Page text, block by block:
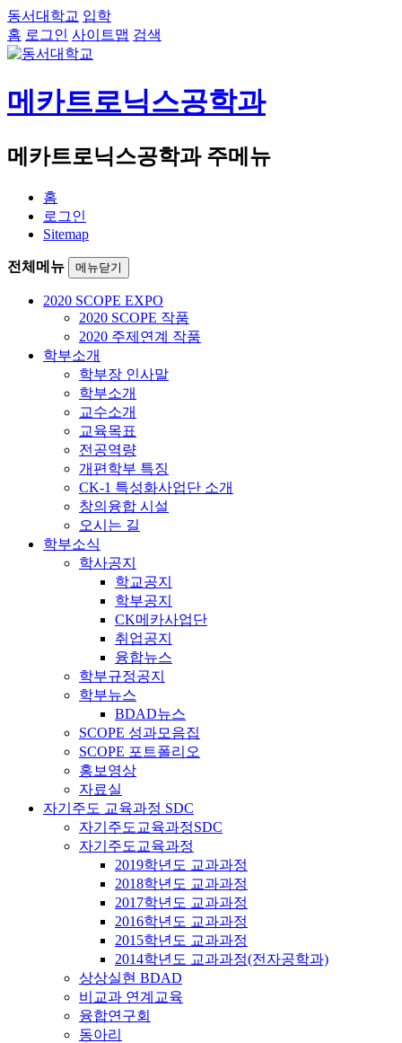
동서대학교 입학
홈 로그인 사이트맵 검색
메카트로닉스공학과
메카트로닉스공학과 주메뉴
홈
로그인
Sitemap
전체메뉴 메뉴닫기
2020 SCOPE EXPO
2020 SCOPE 작품
2020 주제연계 작품
학부소개
학부장 인사말
학부소개
교수소개
교육목표
전공역량
개편학부 특징
CK-1 특성화사업단 소개
창의융합 시설
오시는 길
학부소식
학사공지
학교공지
학부공지
CK메카사업단
취업공지
융합뉴스
학부규정공지
학부뉴스
BDAD뉴스
SCOPE 성과모음집
SCOPE 포트폴리오
홍보영상
자료실
자기주도 교육과정 SDC
자기주도교육과정SDC
자기주도교육과정
2019학년도 교과과정
2018학년도 교과과정
2017학년도 교과과정
2016학년도 교과과정
2015학년도 교과과정
2014학년도 교과과정(전자공학과)
상상실현 BDAD
비교과 연계교육
융합연구회
동아리